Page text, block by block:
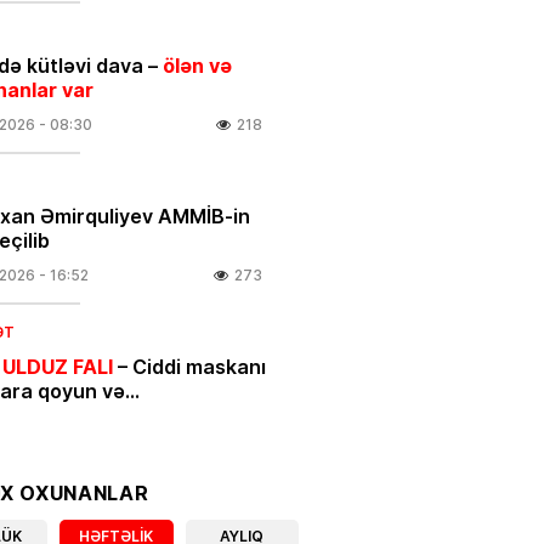
kütləvi dava – ölən və
var
- 08:30 218
Əmirquliyev AMMİB-in
- 16:52 273
FALI– Ciddi maskanı
qoyun və…
mənşəli qeyri-neft-qaz
OXUNANLAR
HƏFTƏLIK AYLIQ